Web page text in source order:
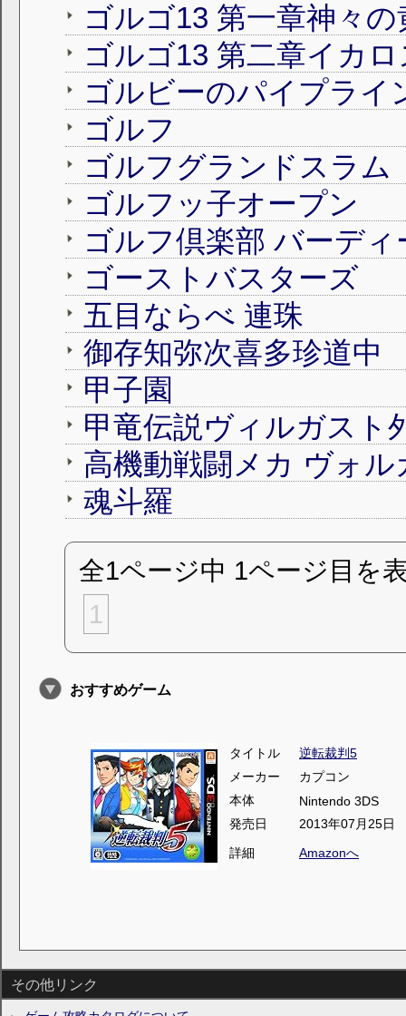
ゴルゴ13 第一章神々の
ゴルゴ13 第二章イカ
ゴルビーのパイプライ
ゴルフ
ゴルフグランドスラム
ゴルフッ子オープン
ゴルフ倶楽部 バーデ
ゴーストバスターズ
五目ならべ 連珠
御存知弥次喜多珍道中
甲子園
甲竜伝説ヴィルガスト
高機動戦闘メカ ヴォル
魂斗羅
全1ページ中 1ページ目を
1
おすすめゲーム
タイトル
逆転裁判5
メーカー
カプコン
本体
Nintendo 3DS
発売日
2013年07月25日
詳細
Amazonへ
その他リンク